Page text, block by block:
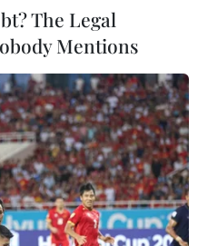
án mạnh mẽ vụ
The Legal
Mentions